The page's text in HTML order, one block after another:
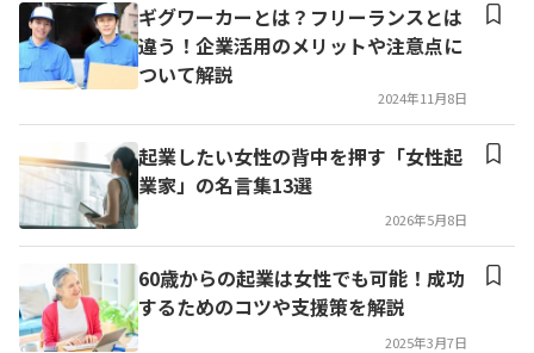
ギグワーカーとは？フリーランスとは
違う！企業活用のメリットや注意点に
ついて解説
2024年11月8日
起業したい女性の背中を押す「女性起
業家」の名言集13選
2026年5月8日
60歳からの起業は女性でも可能！成功
するためのコツや支援策を解説
2025年3月7日